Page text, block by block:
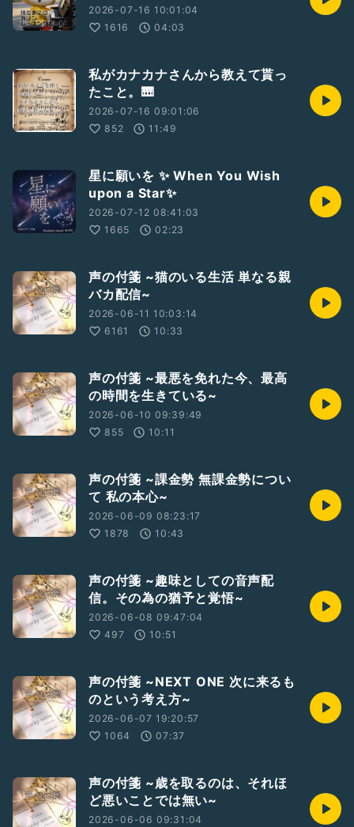
2026-07-16 10:01:04
1616
04:03
私がカナカナさんから教えて貰っ
たこと。🎹
2026-07-16 09:01:06
852
11:49
星に願いを ✨ When You Wish
upon a Star✨
2026-07-12 08:41:03
1665
02:23
声の付箋 ~猫のいる生活 単なる親
バカ配信~
2026-06-11 10:03:14
6161
10:33
声の付箋 ~最悪を免れた今、最高
の時間を生きている~
2026-06-10 09:39:49
855
10:11
声の付箋 ~課金勢 無課金勢につい
て 私の本心~
2026-06-09 08:23:17
1878
10:43
声の付箋 ~趣味としての音声配
信。その為の猶予と覚悟~
2026-06-08 09:47:04
497
10:51
声の付箋 ~NEXT ONE 次に来るも
のという考え方~
2026-06-07 19:20:57
1064
07:37
声の付箋 ~歳を取るのは、それほ
ど悪いことでは無い~
2026-06-06 09:31:04